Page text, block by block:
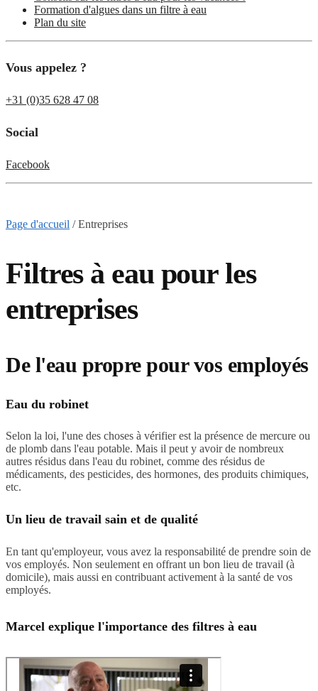
Formation d'algues dans un filtre à eau
Plan du site
Vous appelez ?
+31 (0)35 628 47 08
Social
Facebook
Page d'accueil /Entreprises
Filtres à eau pour les
entreprises
De l'eau propre pour vos employés
Eau du robinet
Selon la loi, l'une des choses à vérifier est la présence de mercure ou
de plomb dans l'eau potable. Mais il peut y avoir de nombreux
autres résidus dans l'eau du robinet, comme des résidus de
médicaments, des pesticides, des hormones, des produits chimiques,
etc.
Un lieu de travail sain et de qualité
En tant qu'employeur, vous avez la responsabilité de prendre soin de
vos employés. Non seulement en offrant un bon lieu de travail (à
domicile), mais aussi en contribuant activement à la santé de vos
employés.
Marcel explique l'importance des filtres à eau